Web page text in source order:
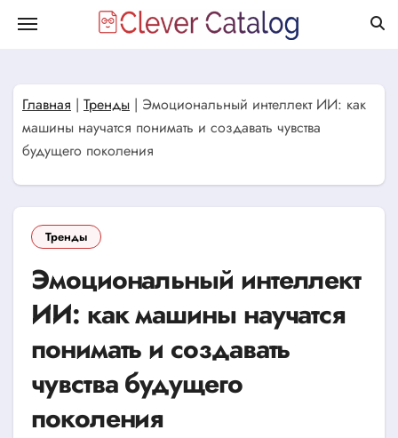
Главная | Тренды | Эмоциональный интеллект ИИ: как
машины научатся понимать и создавать чувства
будущего поколения
Тренды
Эмоциональный интеллект
ИИ: как машины научатся
понимать и создавать
чувства будущего
поколения